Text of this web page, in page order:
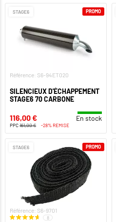
STAGE6
Référence: S6-94ET020
SILENCIEUX D'ÉCHAPPEMENT
STAGE6 70 CARBONE
116,00 € En stock
PPC161,00 € -28% REMISE
PROMO
STAGE6
Référence: S6-9701
8
PROMO